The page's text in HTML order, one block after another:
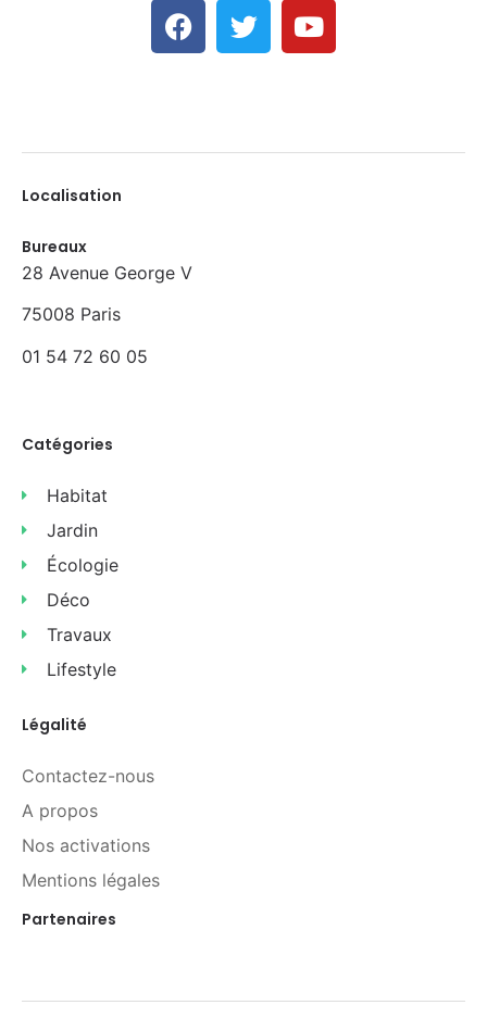
Localisation
Bureaux
28 Avenue George V
75008 Paris
01 54 72 60 05
Catégories
Habitat
Jardin
Écologie
Déco
Travaux
Lifestyle
Légalité
Contactez-nous
A propos
Nos activations
Mentions légales
Partenaires